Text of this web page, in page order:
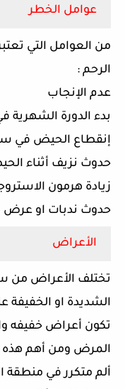
عوامل الخطر
من العوامل التي
الرحم :
عدم الإنجاب
بدء الدورة
إنقطاع الحيض في
حدوث نزيف أثناء
زيادة هرمون
حدوث ندبات او عرض
الأعراض
تختلف الأعراض من
الشديدة او الخفيفة
تكون أعراض خفيفه
المرض ومن أهم هذه
ألم متكرر في